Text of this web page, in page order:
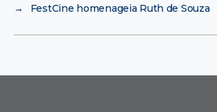
→
FestCine homenageia Ruth de Souza